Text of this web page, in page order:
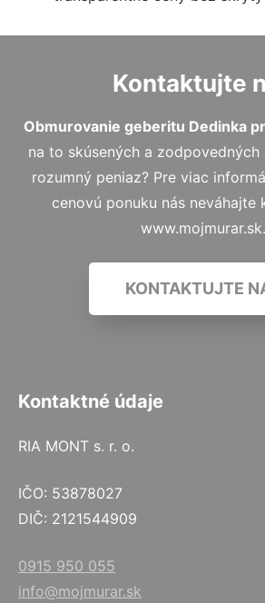
Kontaktujte
Obmurovanie geberitu Dedinka
na to skúsených a
rozumný peniaz? Pre viac
cenovú ponuku nás neváhajte
www.mojmurar.sk.
KONTAKTUJTE
Kontaktné údaje
RIA MONT s. r. o.
IČO: 53878027
DIČ: 2121544909
0915 950 055
info@mojmurar.sk